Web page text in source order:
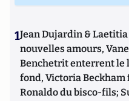
1Jean Dujardin &
nouvelles amours,
Benchetrit enterrent le
fond, Victoria
Ronaldo du bisco-fils;